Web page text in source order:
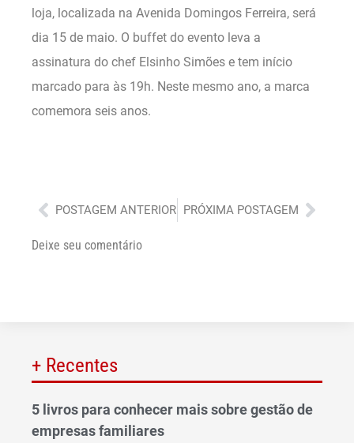
loja, localizada na Avenida Domingos Ferreira, será
dia 15 de maio. O buffet do evento leva a
assinatura do chef Elsinho Simões e tem início
marcado para às 19h. Neste mesmo ano, a marca
comemora seis anos.
Anterior
POSTAGEM ANTERIOR PRÓXIMA POSTAGEM
Deixe seu comentário
+ Recentes
5 livros para conhecer mais sobre gestão de
empresas familiares